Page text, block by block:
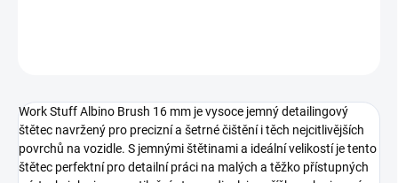
Work Stuff Albino Brush 16 mm je vysoce jemný detailingový
štětec navržený pro precizní a šetrné čištění i těch nejcitlivějších
povrchů na vozidle. S jemnými štětinami a ideální velikostí je tento
štětec perfektní pro detailní práci na malých a těžko přístupných